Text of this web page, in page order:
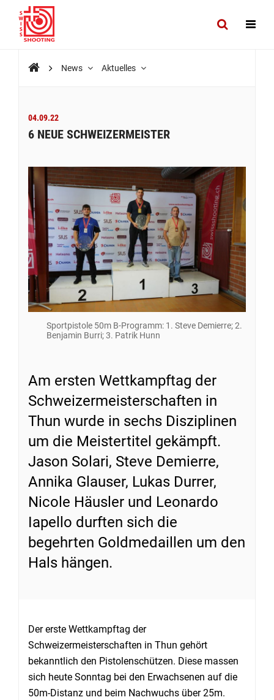
News Aktuelles
04.09.22
6 NEUE SCHWEIZERMEISTER
Sportpistole 50m B-Programm: 1. Steve Demierre; 2.
Benjamin Burri; 3. Patrik Hunn
Am ersten Wettkampftag der
Schweizermeisterschaften in
Thun wurde in sechs Disziplinen
um die Meistertitel gekämpft.
Jason Solari, Steve Demierre,
Annika Glauser, Lukas Durrer,
Nicole Häusler und Leonardo
Iapello durften sich die
begehrten Goldmedaillen um den
Hals hängen.
Der erste Wettkampftag der
Schweizermeisterschaften in Thun gehört
bekanntlich den Pistolenschützen. Diese massen
sich heute Sonntag bei den Erwachsenen auf die
50m-Distanz und beim Nachwuchs über 25m.